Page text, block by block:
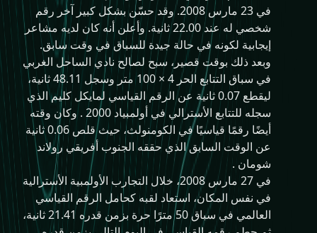
في 23 مارس 2008. وقد حسّن بشكل كبير آخر رقم
شخصي له عند 22.00 ثانية. وأعلن أنه كان لديه مشاعر
إيجابية لكونه في حالة جيدة للسباق في وقت سابق.
وبعد ذلك بوقت قصير، سبح لصالح نادي الساحل الغربي
في سباق التتابع الحر 4 × 100 متر وسجل 48.11 ثانية،
ليقطع 0.07 ثانية عن الرقم القياسي لمايكل كليم الذي
سجله للتتابع الأسترالي في أولمبياد 2000 . وكان وقته
أيضًا رقمًا قياسيًا في الكومنولث، حيث قلص 0.06 ثانية
عن الوقت السابق الذي حققه الجنوب أفريقي رولاند
شومان .
في 27 مارس 2008، خلال التجارب الأولمبية الأسترالية
في نفس المكان، استعاد لقبه كحامل الرقم القياسي
العالمي في سباق 50 مترًا حرة بزمن قدره 21.41 ثانية،